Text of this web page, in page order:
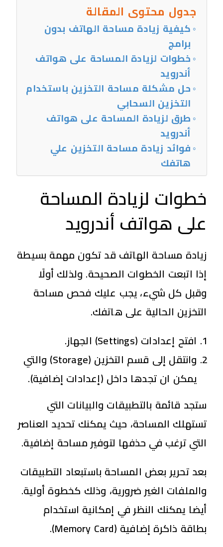
جدول محتوى المقالة
كيفية زيادة مساحة الهاتف بدون
برامج
خطوات لزيادة المساحة على هواتف
أندرويد
حل مشكلة مساحة التخزين باستخدام
التخزين السحابي
طرق لزيادة المساحة على هواتف
أندرويد
فوائد زيادة مساحة التخزين علي
هاتفك
خطوات لزيادة المساحة
على هواتف أندرويد
زيادة مساحة الهاتف قد تكون مهمة بسيطة
إذا اتبعت الخطوات الصحيحة. ولذلك أولًا
وقبل كل شيء، يجب عليك فحص مساحة
التخزين الحالية على هاتفك.
افتح إعدادات (Settings)
الجهاز.
وانتقل إلى قسم التخزين (Storage)
والتي
يمكن ان تجدها داخل (إعدادات إضافية).
ستجد قائمة بالتطبيقات والبيانات التي
تستهلك المساحة، حيث يمكنك تحديد العناصر
التي ترغب في حذفها لتوفير مساحة إضافية.
بعد تحرير بعض المساحة باستبعاد التطبيقات
والملفات الغير ضرورية، وذلك كخطوة أولية.
أيضا يمكنك النظر في إمكانية استخدام
بطاقة ذاكرة إضافية (Memory Card).